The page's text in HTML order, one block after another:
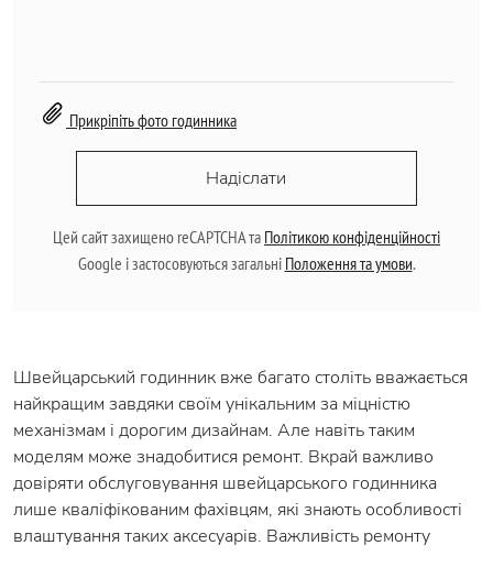
Прикріпіть фото годинника
Надіслати
Цей сайт захищено reCAPTCHA та Політикою конфіденційності
Google і застосовуються загальні Положення та умови.
Швейцарський годинник вже багато століть вважається
найкращим завдяки своїм унікальним за міцністю
механізмам і дорогим дизайнам. Але навіть таким
моделям може знадобитися ремонт. Вкрай важливо
довіряти обслуговування швейцарського годинника
лише кваліфікованим фахівцям, які знають особливості
влаштування таких аксесуарів. Важливість ремонту